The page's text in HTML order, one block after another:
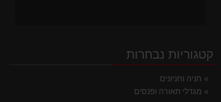
קטגוריות נבחרות
חניה וחניונים
מגדלי תאורה ופנסים